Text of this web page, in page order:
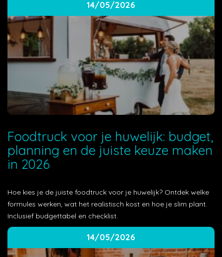
14/05/2026
Foodtruck voor je huwelijk: budget,
planning en de juiste keuze maken
in 2026
Hoe kies je de juiste foodtruck voor je huwelijk? Ontdek welke
formules werken, wat het realistisch kost en hoe je slim plant.
Inclusief budgettabel en checklist.
14/05/2026